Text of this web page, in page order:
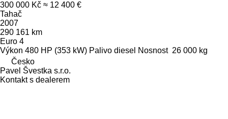
300 000 Kč ≈ 12 400 €
Tahač
2007
290 161 km
Euro 4
Výkon 480 HP (353 kW) Palivo diesel Nosnost 26 000 kg
Česko
Pavel Švestka s.r.o.
Kontakt s dealerem